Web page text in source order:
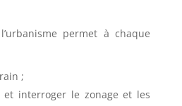
permet à chaque
;
et interroger le zonage et les